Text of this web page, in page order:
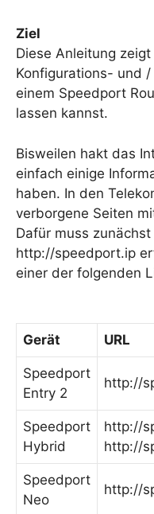
Ziel
Diese Anleitung
Konfigurations- und
einem Speedport
lassen kannst.
Bisweilen hakt das
einfach einige
haben. In den
verborgene Seiten
Dafür muss
http://speedport.ip
einer der folgenden
Gerät URL
Speedport
Entry 2
http://
Speedport
Hybrid
http://
http://
Speedport
Neo
http://